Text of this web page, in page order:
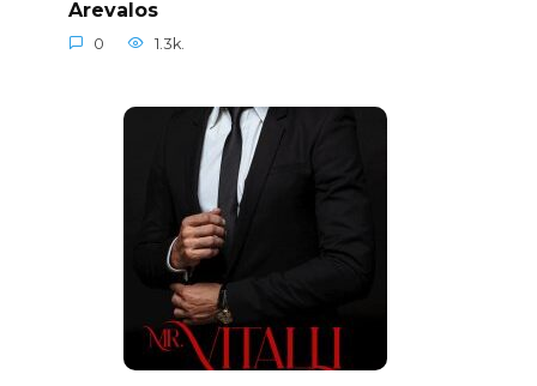
Arevalos
0 1.3k.